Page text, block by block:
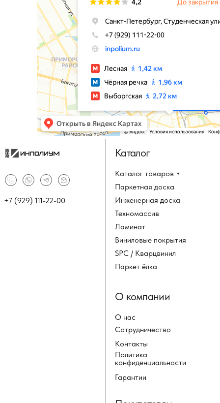
Каталог товаров
Паркетная доска
Инженерная доска
Техномассив
+7 (929) 111-22-00
Каталог
Ламинат
Виниловые покрытия
SPC / Кварцвинил
Паркет ёлка
О нас
Сотрудничество
Контакты
Политика
конфиденциальности
О компании
Гарантии